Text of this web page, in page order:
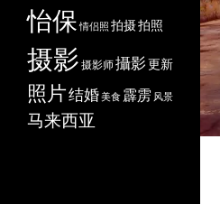
怡保 情侣照 拍摄拍照
摄影 摄影师攝影更新
照片结婚美食 霹雳 风景
马来西亚